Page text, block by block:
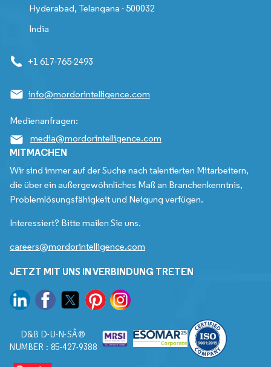
Hyderabad, Telangana - 500032
India
+1 617-765-2493
info@mordorintelligence.com
Medienanfragen:
media@mordorintelligence.com
MITMACHEN
Wir sind immer auf der Suche nach talentierten Mitarbeitern,
die über ein außergewöhnliches Maß an Branchenkenntnis,
Problemlösungsfähigkeit und Neigung verfügen.
Interessiert? Bitte mailen Sie uns.
careers@mordorintelligence.com
JETZT MIT UNS IN VERBINDUNG TRETEN
D&B D-U-N-SÂ®
NUMBER : 85-427-9388